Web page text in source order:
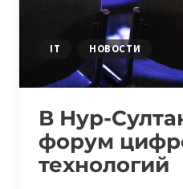
IT НОВОСТИ
В Нур-
форум
технологий